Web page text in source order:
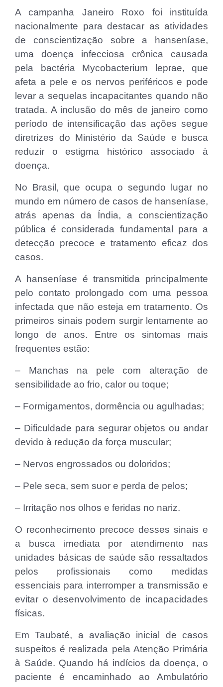
A campanha Janeiro Roxo foi instituída
nacionalmente para destacar as atividades
de conscientização sobre a hanseníase,
uma doença infecciosa crônica causada
pela bactéria Mycobacterium leprae, que
afeta a pele e os nervos periféricos e pode
levar a sequelas incapacitantes quando não
tratada. A inclusão do mês de janeiro como
período de intensificação das ações segue
diretrizes do Ministério da Saúde e busca
reduzir o estigma histórico associado à
doença.
No Brasil, que ocupa o segundo lugar no
mundo em número de casos de hanseníase,
atrás apenas da Índia, a conscientização
pública é considerada fundamental para a
detecção precoce e tratamento eficaz dos
casos.
A hanseníase é transmitida principalmente
pelo contato prolongado com uma pessoa
infectada que não esteja em tratamento. Os
primeiros sinais podem surgir lentamente ao
longo de anos. Entre os sintomas mais
frequentes estão:
– Manchas na pele com alteração de
sensibilidade ao frio, calor ou toque;
– Formigamentos, dormência ou agulhadas;
– Dificuldade para segurar objetos ou andar
devido à redução da força muscular;
– Nervos engrossados ou doloridos;
– Pele seca, sem suor e perda de pelos;
– Irritação nos olhos e feridas no nariz.
O reconhecimento precoce desses sinais e
a busca imediata por atendimento nas
unidades básicas de saúde são ressaltados
pelos profissionais como medidas
essenciais para interromper a transmissão e
evitar o desenvolvimento de incapacidades
físicas.
Em Taubaté, a avaliação inicial de casos
suspeitos é realizada pela Atenção Primária
à Saúde. Quando há indícios da doença, o
paciente é encaminhado ao Ambulatório